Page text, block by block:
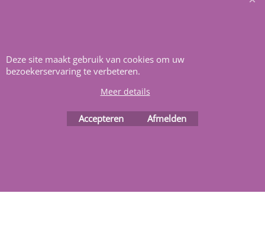
Webwinkel gemaakt met
ShopFactory webwinkel
Deze site maakt gebruik van cookies om uw
bezoekerservaring te verbeteren.
Meer details
Accepteren Afmelden